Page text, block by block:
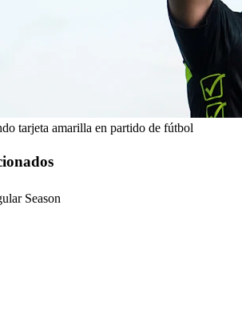
tarjeta amarilla en partido de fútbol
Season